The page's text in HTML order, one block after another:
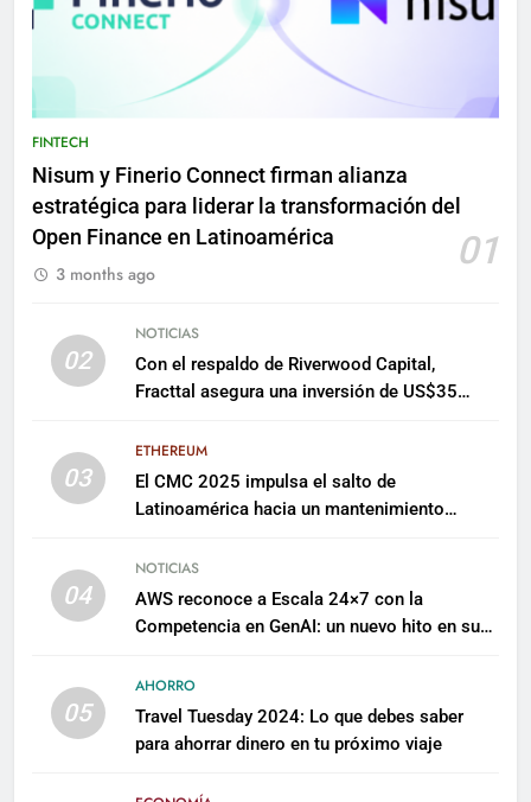
FINTECH
Nisum y Finerio Connect firman alianza
estratégica para liderar la transformación del
Open Finance en Latinoamérica
01
3 months ago
02
NOTICIAS
Con el respaldo de Riverwood Capital,
Fracttal asegura una inversión de US$35
03
ETHEREUM
El CMC 2025 impulsa el salto de
Latinoamérica hacia un mantenimiento
04
NOTICIAS
AWS reconoce a Escala 24×7 con la
Competencia en GenAI: un nuevo hito en su
05
AHORRO
Travel Tuesday 2024: Lo que debes saber
para ahorrar dinero en tu próximo viaje